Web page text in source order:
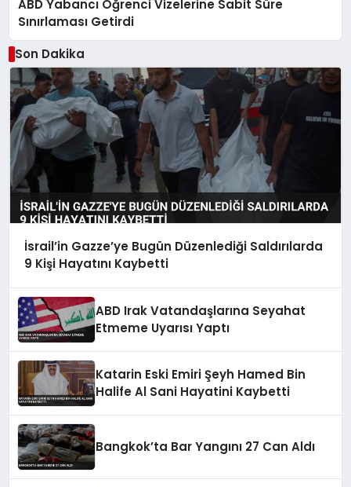
ABD Yabancı Öğrenci Vizelerine Sabit Süre
Sınırlaması Getirdi
Son Dakika
İsrail’in Gazze’ye Bugün Düzenlediği Saldırılarda
9 Kişi Hayatını Kaybetti
ABD Irak Vatandaşlarına Seyahat
Etmeme Uyarısı Yaptı
Katarin Eski Emiri Şeyh Hamed Bin
Halife Al Sani Hayatini Kaybetti
Bangkok’ta Bar Yangını 27 Can Aldı